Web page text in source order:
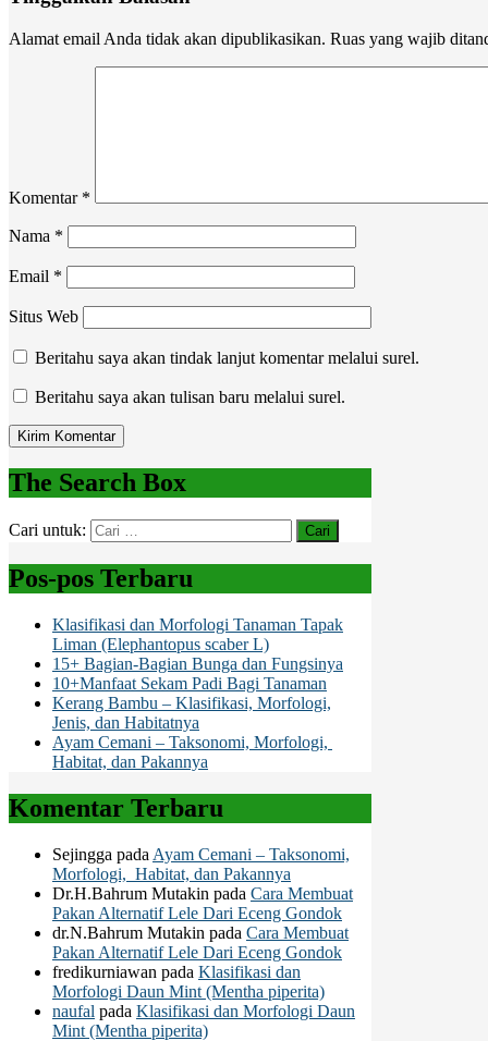
Alamat email Anda tidak akan dipublikasikan. Ruas yang wajib
Komentar *
Nama *
Email *
Situs Web
Beritahu saya akan tindak lanjut komentar melalui surel.
Beritahu saya akan tulisan baru melalui surel.
The Search Box
Cari untuk:
Pos-pos Terbaru
Klasifikasi dan Morfologi Tanaman Tapak
Liman (Elephantopus scaber L)
15+ Bagian-Bagian Bunga dan Fungsinya
10+Manfaat Sekam Padi Bagi Tanaman
Kerang Bambu – Klasifikasi, Morfologi,
Jenis, dan Habitatnya
Ayam Cemani – Taksonomi, Morfologi,
Habitat, dan Pakannya
Komentar Terbaru
Sejingga pada Ayam Cemani – Taksonomi,
Morfologi, Habitat, dan Pakannya
Dr.H.Bahrum Mutakin pada Cara Membuat
Pakan Alternatif Lele Dari Eceng Gondok
dr.N.Bahrum Mutakin pada Cara Membuat
Pakan Alternatif Lele Dari Eceng Gondok
fredikurniawan pada Klasifikasi dan
Morfologi Daun Mint (Mentha piperita)
naufal pada Klasifikasi dan Morfologi Daun
Mint (Mentha piperita)